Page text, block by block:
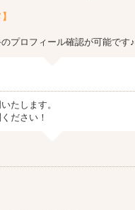
プロフィール確認が可能です♪
たします。
ださい！